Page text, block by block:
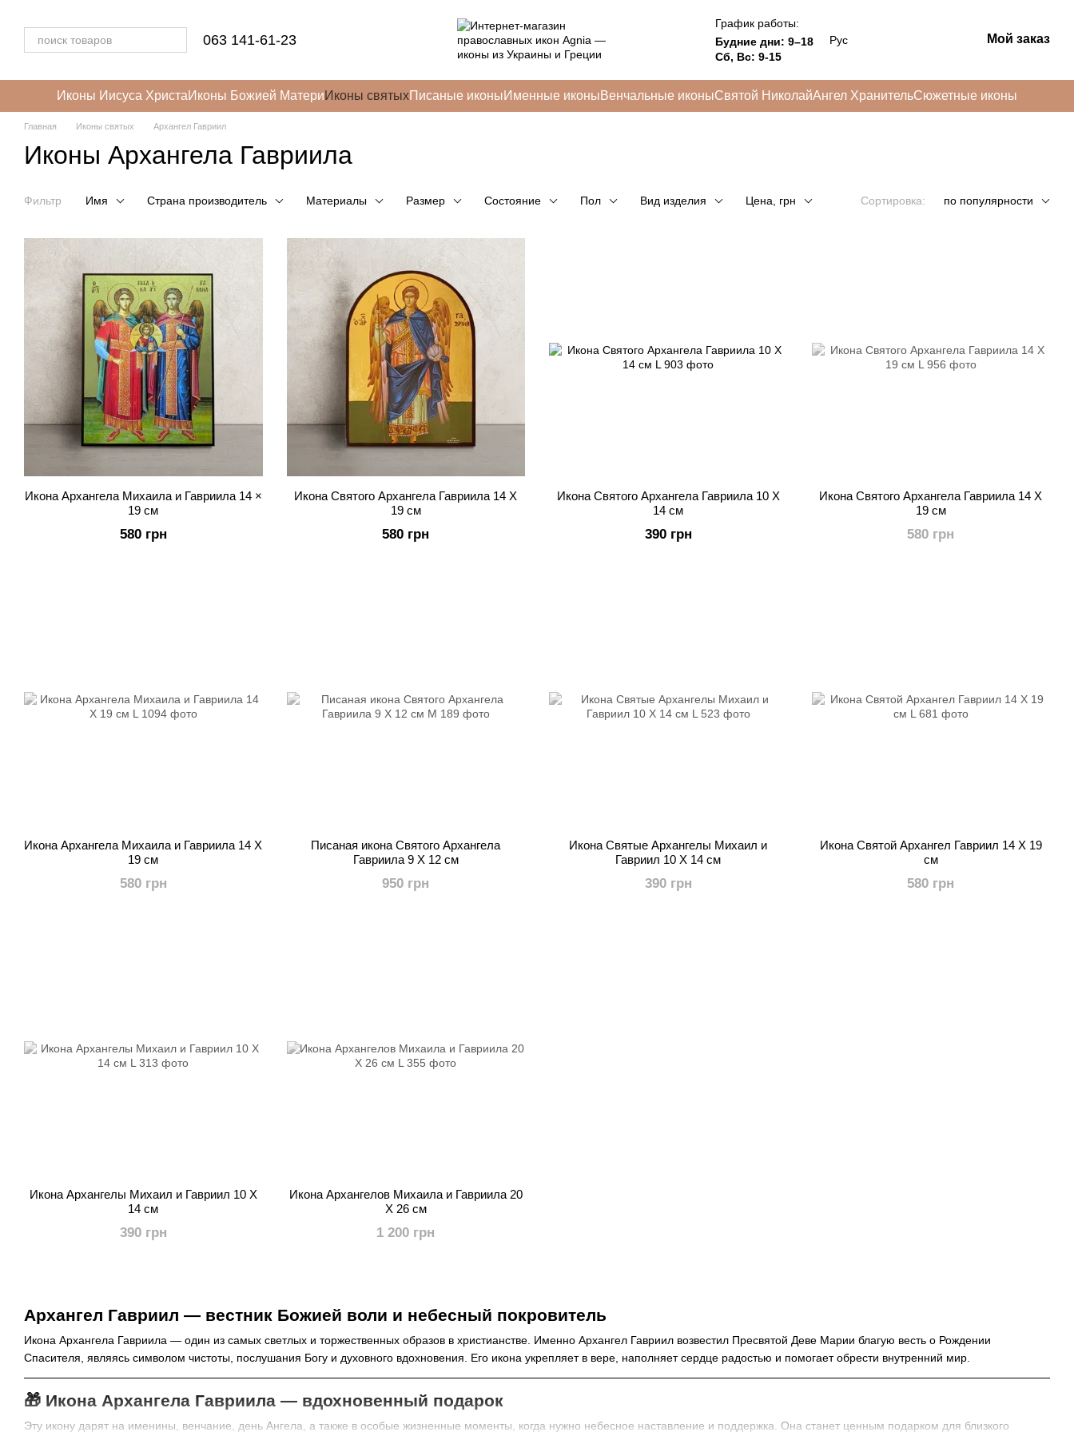
063 141-61-23
График работы:
Будние дни: 9–18
Сб, Вс: 9-15
Рус Мой заказ
Иконы Иисуса ХристаИконы Божией МатериИконы святыхПисаные иконыИменные иконыВенчальные иконыСвятой НиколайАнгел ХранительСюжетные иконы
Главная Иконы святых Архангел Гавриил
Иконы Архангела Гавриила
Фильтр Имя Страна производитель Материалы Размер Состояние Пол Вид изделия Цена, грн Сортировка: по популярности
Архангел Гавриил — вестник Божией воли и небесный покровитель
Икона Архангела Гавриила — один из самых светлых и торжественных образов в христианстве. Именно Архангел Гавриил возвестил Пресвятой Деве Марии благую весть о Рождении
Спасителя, являясь символом чистоты, послушания Богу и духовного вдохновения. Его икона укрепляет в вере, наполняет сердце радостью и помогает обрести внутренний мир.
🎁 Икона Архангела Гавриила — вдохновенный подарок
Эту икону дарят на именины, венчание, день Ангела, а также в особые жизненные моменты, когда нужно небесное наставление и поддержка. Она станет ценным подарком для близкого
Икона Архангела Михаила и Гавриила 14 ×
19 см
580 грн
Икона Святого Архангела Гавриила 14 X
19 см
580 грн
Икона Святого Архангела Гавриила 10 X
14 см
390 грн
Икона Святого Архангела Гавриила 14 X
19 см
580 грн
Икона Архангела Михаила и Гавриила 14 X
19 см
580 грн
Писаная икона Святого Архангела
Гавриила 9 X 12 см
950 грн
Икона Святые Архангелы Михаил и
Гавриил 10 X 14 см
390 грн
Икона Святой Архангел Гавриил 14 X 19
см
580 грн
Икона Архангелы Михаил и Гавриил 10 Х
14 см
390 грн
Икона Архангелов Михаила и Гавриила 20
X 26 см
1 200 грн